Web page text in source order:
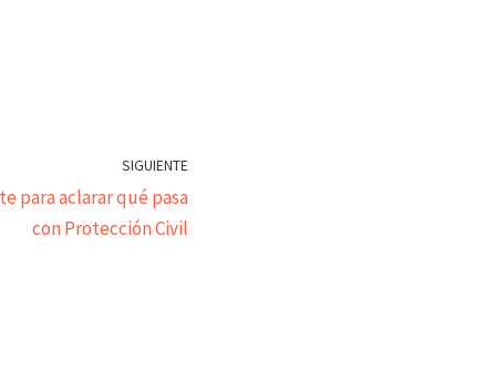
SIGUIENTE
para aclarar qué pasa
con Protección Civil